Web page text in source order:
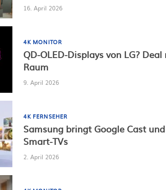
16. April 2026
4K MONITOR
QD-OLED-Displays von LG?
Raum
9. April 2026
4K FERNSEHER
Samsung bringt Google Cast
Smart-TVs
2. April 2026